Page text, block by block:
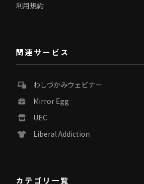
利用規約
関連サービス
わしづかみウェビナー
Mirror Egg
UEC
Liberal Addiction
カテゴリ一覧